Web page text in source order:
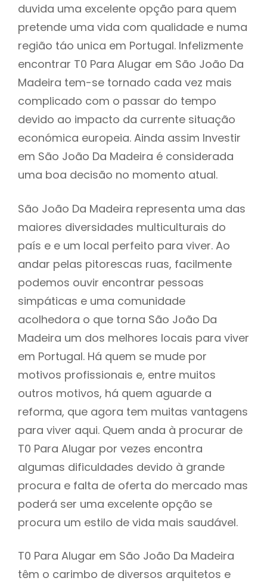
duvida uma excelente opção para quem
pretende uma vida com qualidade e numa
região táo unica em Portugal. Infelizmente
encontrar T0 Para Alugar em São João Da
Madeira tem-se tornado cada vez mais
complicado com o passar do tempo
devido ao impacto da currente situação
económica europeia. Ainda assim Investir
em São João Da Madeira é considerada
uma boa decisão no momento atual.
São João Da Madeira representa uma das
maiores diversidades multiculturais do
país e e um local perfeito para viver. Ao
andar pelas pitorescas ruas, facilmente
podemos ouvir encontrar pessoas
simpáticas e uma comunidade
acolhedora o que torna São João Da
Madeira um dos melhores locais para viver
em Portugal. Há quem se mude por
motivos profissionais e, entre muitos
outros motivos, há quem aguarde a
reforma, que agora tem muitas vantagens
para viver aqui. Quem anda à procurar de
T0 Para Alugar por vezes encontra
algumas dificuldades devido à grande
procura e falta de oferta do mercado mas
poderá ser uma excelente opção se
procura um estilo de vida mais saudável.
T0 Para Alugar em São João Da Madeira
têm o carimbo de diversos arquitetos e